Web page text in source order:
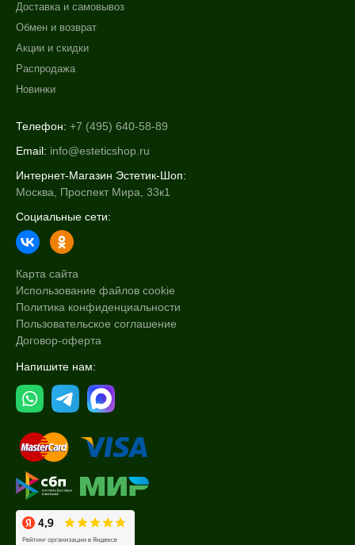
Доставка и самовывоз
Обмен и возврат
Акции и скидки
Распродажа
Новинки
Телефон: +7 (495) 640-58-89
Email: info@esteticshop.ru
Интернет-Магазин Эстетик-Шоп:
Москва, Проспект Мира, 33к1
Социальные сети:
Карта сайта
Использование файлов cookie
Политика конфиденциальности
Пользовательское соглашение
Договор-оферта
Напишите нам: